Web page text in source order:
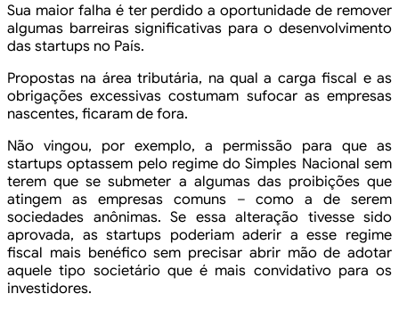
Sua maior falha é ter perdido a oportunidade de remover
algumas barreiras significativas para o desenvolvimento
das startups no País.
Propostas na área tributária, na qual a carga fiscal e as
obrigações excessivas costumam sufocar as empresas
nascentes, ficaram de fora.
Não vingou, por exemplo, a permissão para que as
startups optassem pelo regime do Simples Nacional sem
terem que se submeter a algumas das proibições que
atingem as empresas comuns – como a de serem
sociedades anônimas. Se essa alteração tivesse sido
aprovada, as startups poderiam aderir a esse regime
fiscal mais benéfico sem precisar abrir mão de adotar
aquele tipo societário que é mais convidativo para os
investidores.